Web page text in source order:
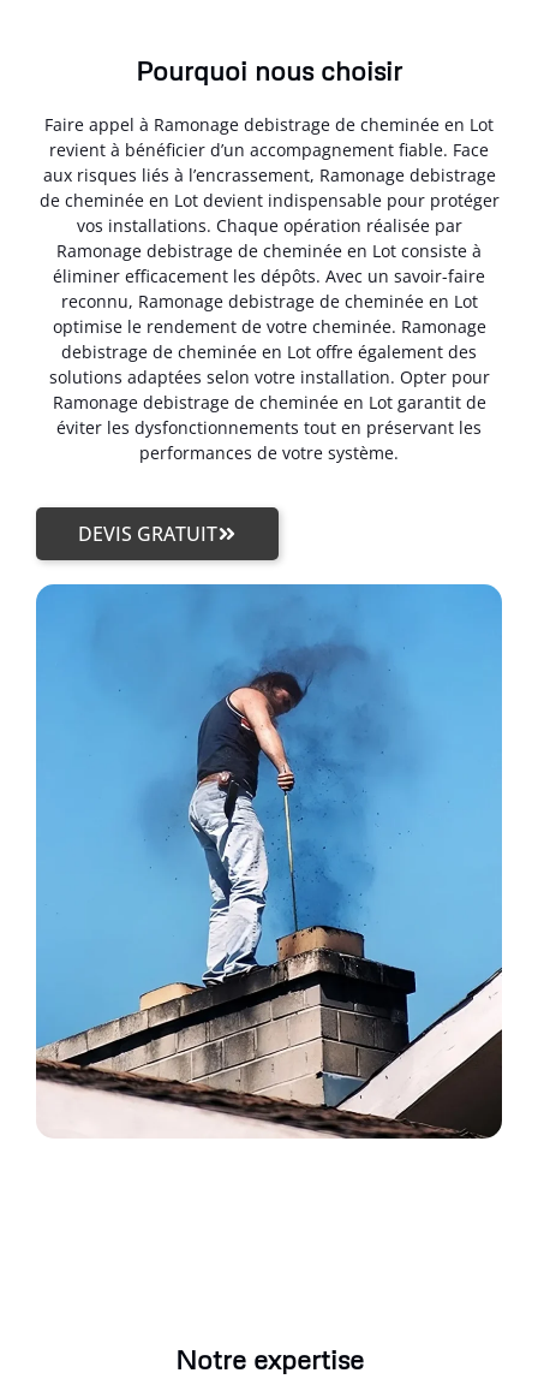
Pourquoi nous choisir
Faire appel à Ramonage debistrage de cheminée en Lot
revient à bénéficier d’un accompagnement fiable. Face
aux risques liés à l’encrassement, Ramonage debistrage
de cheminée en Lot devient indispensable pour protéger
vos installations. Chaque opération réalisée par
Ramonage debistrage de cheminée en Lot consiste à
éliminer efficacement les dépôts. Avec un savoir-faire
reconnu, Ramonage debistrage de cheminée en Lot
optimise le rendement de votre cheminée. Ramonage
debistrage de cheminée en Lot offre également des
solutions adaptées selon votre installation. Opter pour
Ramonage debistrage de cheminée en Lot garantit de
éviter les dysfonctionnements tout en préservant les
performances de votre système.
DEVIS GRATUIT
Notre expertise